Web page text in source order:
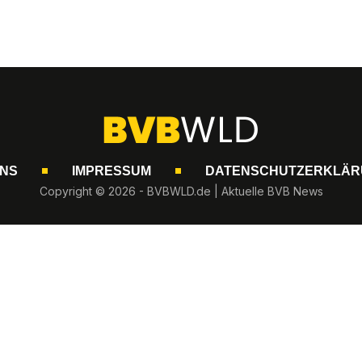
IMPRESSUM
Copyright © 2026 - BVBWLD.de | Aktuelle BVB News